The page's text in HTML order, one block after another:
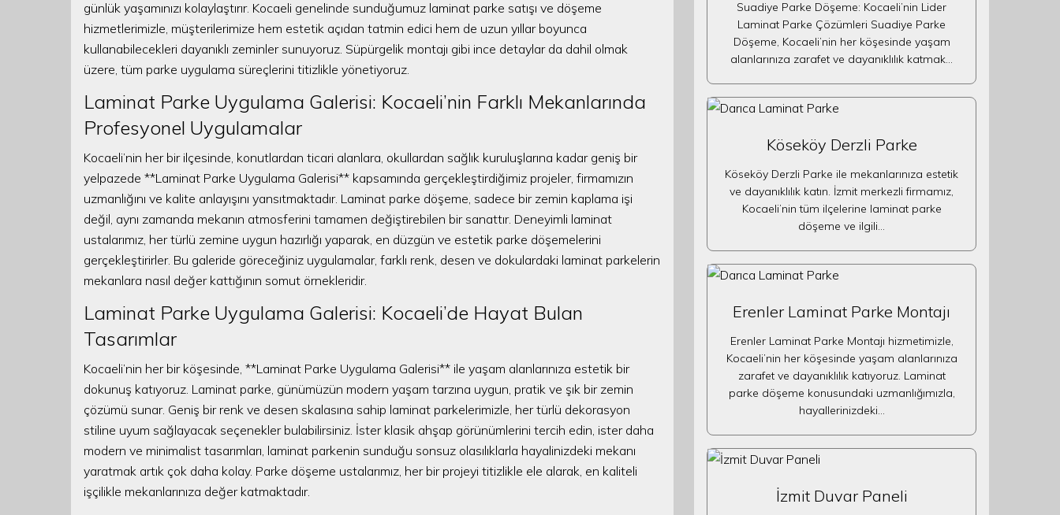
günlük yaşamınızı kolaylaştırır. Kocaeli genelinde sunduğumuz laminat parke satışı ve döşeme
hizmetlerimizle, müşterilerimize hem estetik açıdan tatmin edici hem de uzun yıllar boyunca
kullanabilecekleri dayanıklı zeminler sunuyoruz. Süpürgelik montajı gibi ince detaylar da dahil olmak
üzere, tüm parke uygulama süreçlerini titizlikle yönetiyoruz.
Laminat Parke Uygulama Galerisi: Kocaeli’nin Farklı Mekanlarında
Profesyonel Uygulamalar
Kocaeli’nin her bir ilçesinde, konutlardan ticari alanlara, okullardan sağlık kuruluşlarına kadar geniş bir
yelpazede **Laminat Parke Uygulama Galerisi** kapsamında gerçekleştirdiğimiz projeler, firmamızın
uzmanlığını ve kalite anlayışını yansıtmaktadır. Laminat parke döşeme, sadece bir zemin kaplama işi
değil, aynı zamanda mekanın atmosferini tamamen değiştirebilen bir sanattır. Deneyimli laminat
ustalarımız, her türlü zemine uygun hazırlığı yaparak, en düzgün ve estetik parke döşemelerini
gerçekleştirirler. Bu galeride göreceğiniz uygulamalar, farklı renk, desen ve dokulardaki laminat parkelerin
mekanlara nasıl değer kattığının somut örnekleridir.
Laminat Parke Uygulama Galerisi: Kocaeli’de Hayat Bulan
Tasarımlar
Kocaeli’nin her bir köşesinde, **Laminat Parke Uygulama Galerisi** ile yaşam alanlarınıza estetik bir
dokunuş katıyoruz. Laminat parke, günümüzün modern yaşam tarzına uygun, pratik ve şık bir zemin
çözümü sunar. Geniş bir renk ve desen skalasına sahip laminat parkelerimizle, her türlü dekorasyon
stiline uyum sağlayacak seçenekler bulabilirsiniz. İster klasik ahşap görünümlerini tercih edin, ister daha
modern ve minimalist tasarımları, laminat parkenin sunduğu sonsuz olasılıklarla hayalinizdeki mekanı
yaratmak artık çok daha kolay. Parke döşeme ustalarımız, her bir projeyi titizlikle ele alarak, en kaliteli
işçilikle mekanlarınıza değer katmaktadır.
Suadiye Parke Döşeme: Kocaeli’nin Lider
Laminat Parke Çözümleri Suadiye Parke
Döşeme, Kocaeli’nin her köşesinde yaşam
alanlarınıza zarafet ve dayanıklılık katmak…
Köseköy Derzli Parke
Köseköy Derzli Parke ile mekanlarınıza estetik
ve dayanıklılık katın. İzmit merkezli firmamız,
Kocaeli’nin tüm ilçelerine laminat parke
döşeme ve ilgili…
Erenler Laminat Parke Montajı
Erenler Laminat Parke Montajı hizmetimizle,
Kocaeli’nin her köşesinde yaşam alanlarınıza
zarafet ve dayanıklılık katıyoruz. Laminat
parke döşeme konusundaki uzmanlığımızla,
hayallerinizdeki…
İzmit Duvar Paneli